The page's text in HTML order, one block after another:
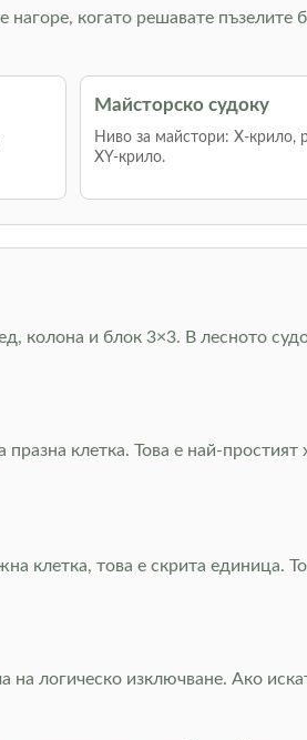
нагоре, когато решавате пъзелите
Майсторско судоку
Ниво за майстори: Х-крило,
XY-крило.
колона и блок 3×3. В лесното
клетка. Това е най-простият
клетка, това е скрита единица.
на логическо изключване. Ако